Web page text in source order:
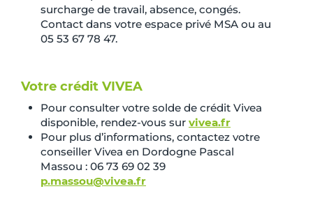
surcharge de travail, absence, congés.
Contact dans votre espace privé MSA ou au
05 53 67 78 47.
Votre crédit VIVEA
Pour consulter votre solde de crédit Vivea
disponible, rendez-vous sur vivea.fr
Pour plus d’informations, contactez votre
conseiller Vivea en Dordogne Pascal
Massou : 06 73 69 02 39
p.massou@vivea.fr